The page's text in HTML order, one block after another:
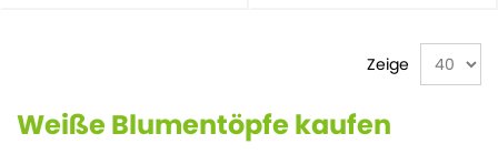
Zeige
Weiße Blumentöpfe kaufen